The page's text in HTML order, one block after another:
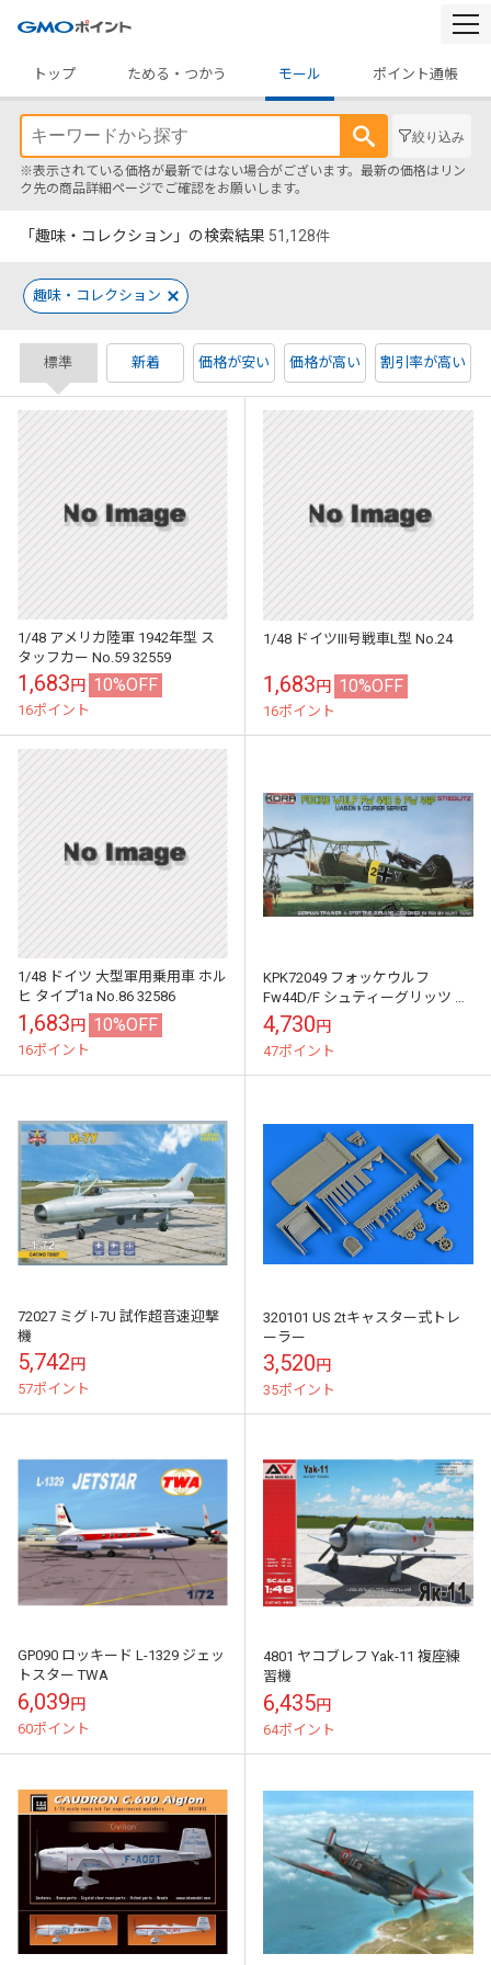
トップ
ためる・つかう モール ポイント通帳
絞り込み
※表示されている価格が最新ではない場合がございます。最新の価格はリン
ク先の商品詳細ページでご確認をお願いします。
「趣味・コレクション」の検索結果 51,128件
趣味・コレクション
標準 新着 価格が安い 価格が高い 割引率が高い
1/48 アメリカ陸軍 1942年型 ス
タッフカー No.59 32559
1,683円 10%OFF
16ポイント
1/48 ドイツIII号戦車L型 No.24
1,683円 10%OFF
16ポイント
1/48 ドイツ 大型軍用乗用車 ホル
ヒ タイプ1a No.86 32586
1,683円 10%OFF
16ポイント
KPK72049 フォッケウルフ
Fw44D/F シュティーグリッツ ル
フトバッフェ
4,730円
47ポイント
72027 ミグ I-7U 試作超音速迎撃
機
5,742円
57ポイント
320101 US 2tキャスター式トレ
ーラー
3,520円
35ポイント
GP090 ロッキード L-1329 ジェッ
トスター TWA
6,039円
60ポイント
4801 ヤコブレフ Yak-11 複座練
習機
6,435円
64ポイント